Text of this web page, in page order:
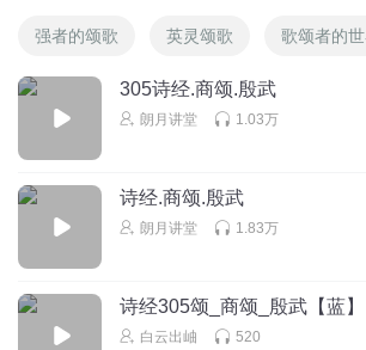
强者的颂歌 英灵颂歌 歌颂者的
305诗经.商颂.殷武
朗月讲堂 1.03万
诗经.商颂.殷武
朗月讲堂 1.83万
诗经305颂_商颂_殷武【蓝】
白云出岫 520